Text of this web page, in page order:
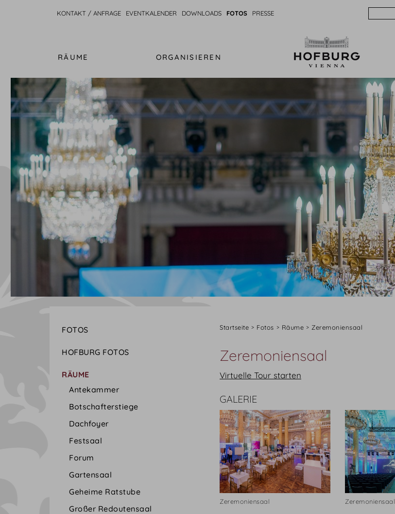
KONTAKT / ANFRAGE EVENTKALENDER DOWNLOADS FOTOS PRESSE
RÄUME ORGANISIEREN
FOTOS
HOFBURG FOTOS
RÄUME
Antekammer
Botschafterstiege
Dachfoyer
Festsaal
Forum
Gartensaal
Geheime Ratstube
Großer Redoutensaal
Startseite Fotos Räume Zeremoniensaal
Zeremoniensaal
Virtuelle Tour starten
GALERIE
Zeremoniensaal Zeremoniensaal